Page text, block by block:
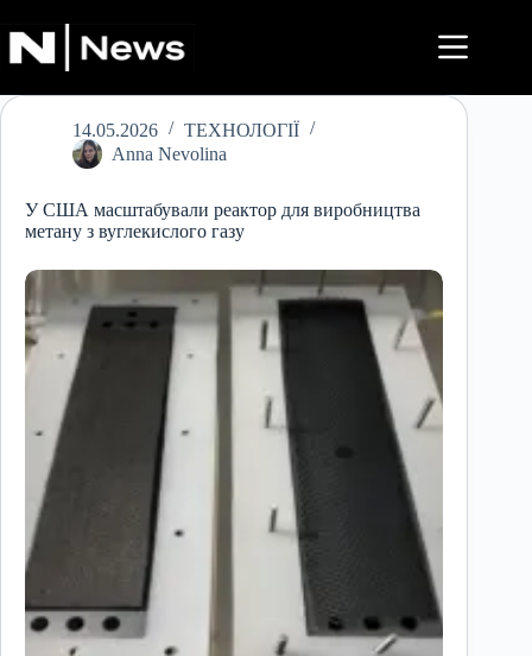
до
вмісту
14.05.2026
ТЕХНОЛОГІЇ
Anna Nevolina
У США масштабували реактор для виробництва
метану з вуглекислого газу